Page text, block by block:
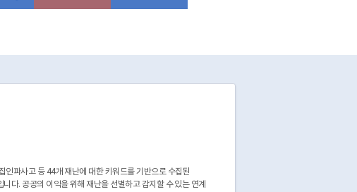
파사고 등 44개 재난에 대한 키워드를 기반으로 수집된
다. 공공의 이익을 위해 재난을 선별하고 감지할 수 있는 연계